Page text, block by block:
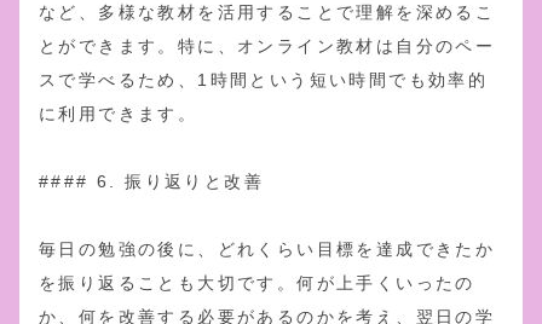
など、多様な教材を活用することで理解を深めるこ
とができます。特に、オンライン教材は自分のペー
スで学べるため、1時間という短い時間でも効率的
に利用できます。
#### 6. 振り返りと改善
毎日の勉強の後に、どれくらい目標を達成できたか
を振り返ることも大切です。何が上手くいったの
か、何を改善する必要があるのかを考え、翌日の学